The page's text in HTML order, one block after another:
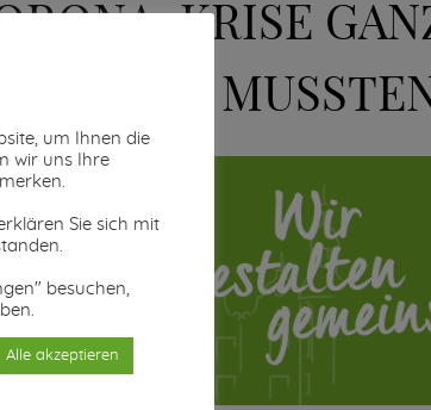
KRISE
um Ihnen die
wir uns Ihre
Sie sich mit
besuchen,
Alle akzeptieren